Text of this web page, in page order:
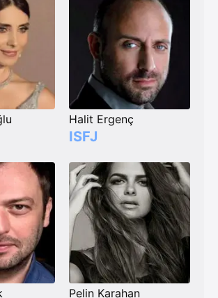
Halit Ergenç
ISFJ
Pelin Karahan